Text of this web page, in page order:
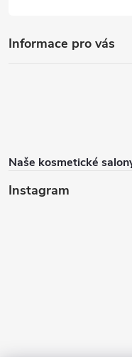
Informace pro vás
Naše kosmetické
Instagram